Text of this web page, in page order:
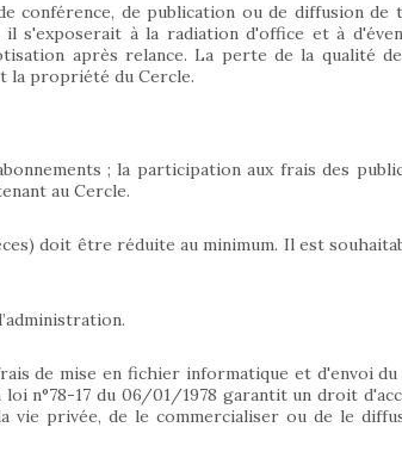
conférence, de publication ou de diffusion de
s'exposerait à la radiation d'office et à
après relance. La perte de la qualité
la propriété du Cercle.
; la participation aux frais des
au Cercle.
doit être réduite au minimum. Il est
de mise en fichier informatique et d'envoi du
n°78-17 du 06/01/1978 garantit un droit
privée, de le commercialiser ou de le